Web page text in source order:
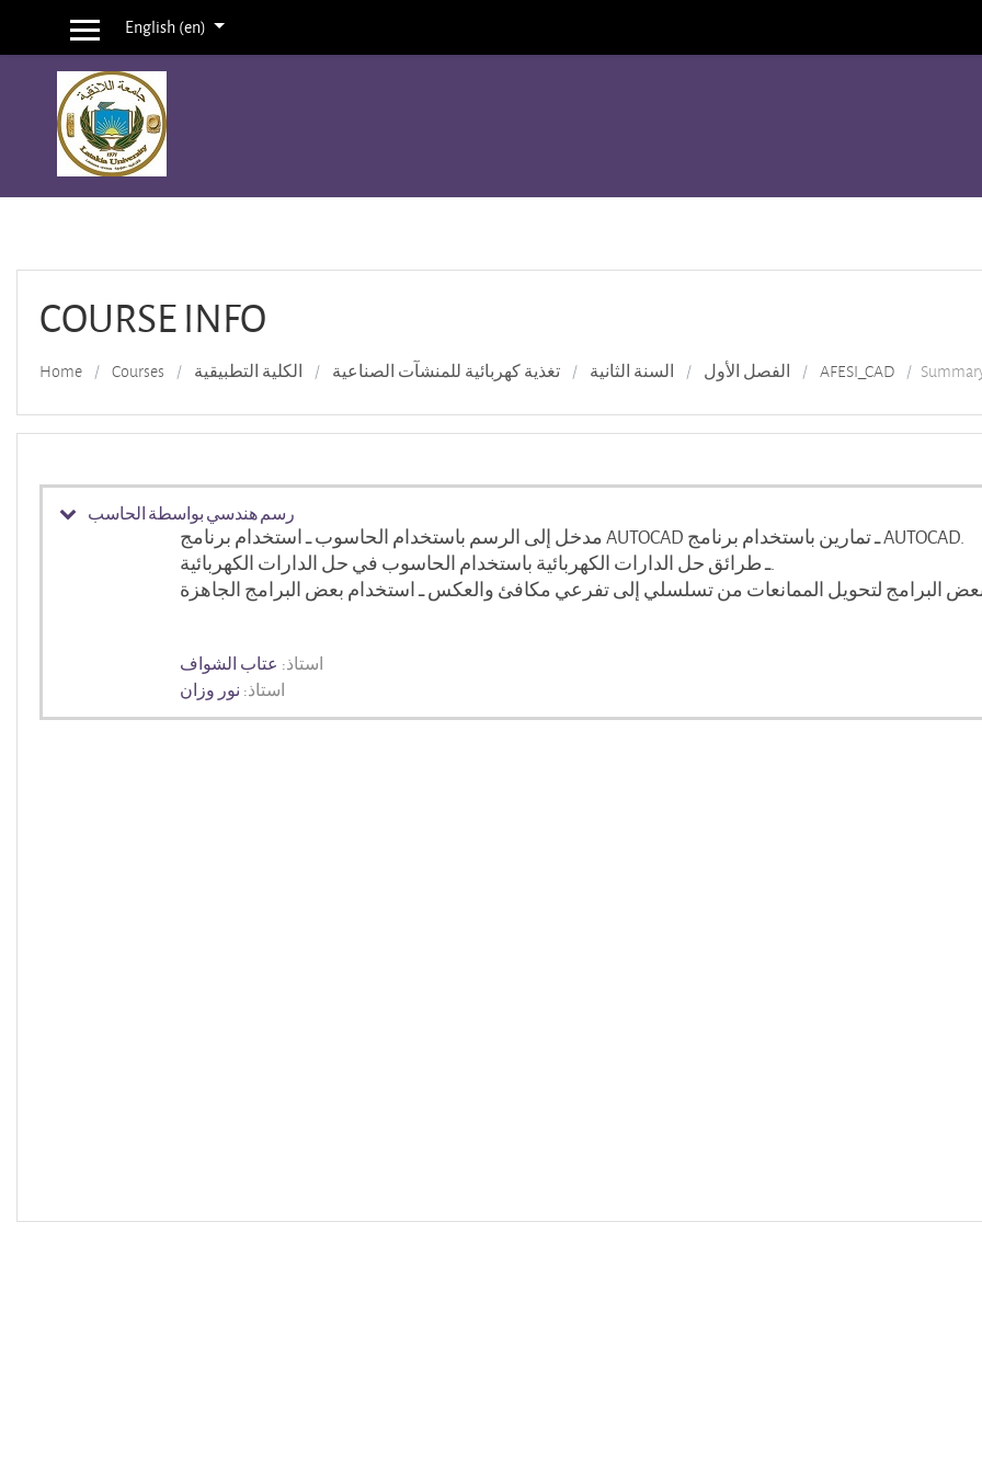
Skip to main content
Side panelEnglish ‎(en)‎
COURSE INFO
Home Courses الكلية التطبيقية تغذية كهربائية للمنشآت الصناعية السنة الثانية الفصل الأول AFESI_CAD
رسم هندسي بواسطة الحاسب
مدخل إلى الرسم باستخدام الحاسوب ـ استخدام برنامج AUTOCAD ـ تمارين باستخدام برنامج AUTOCAD.
ـ طرائق حل الدارات الكهربائية باستخدام الحاسوب في حل الدارات الكهربائية.
استاذ: عتاب الشواف
استاذ: نور وزان